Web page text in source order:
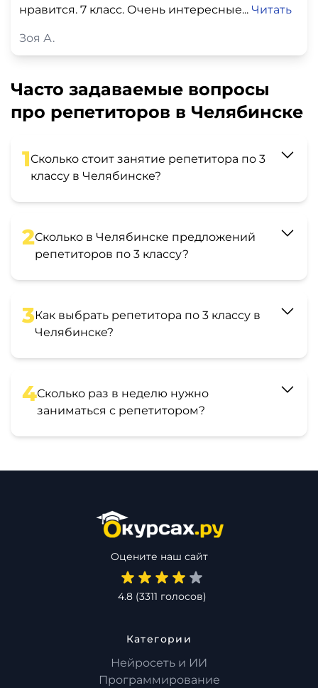
нравится. 7 класс. Очень интересные... Читать
Зоя А.
Часто задаваемые вопросы
про репетиторов в Челябинске
1Сколько стоит занятие репетитора по 3
классу в Челябинске?
2Сколько в Челябинске предложений
репетиторов по 3 классу?
3Как выбрать репетитора по 3 классу в
Челябинске?
4Сколько раз в неделю нужно
заниматься с репетитором?
Оцените наш сайт
4.8(3311 голосов)
Категории
Нейросеть и ИИ
Программирование